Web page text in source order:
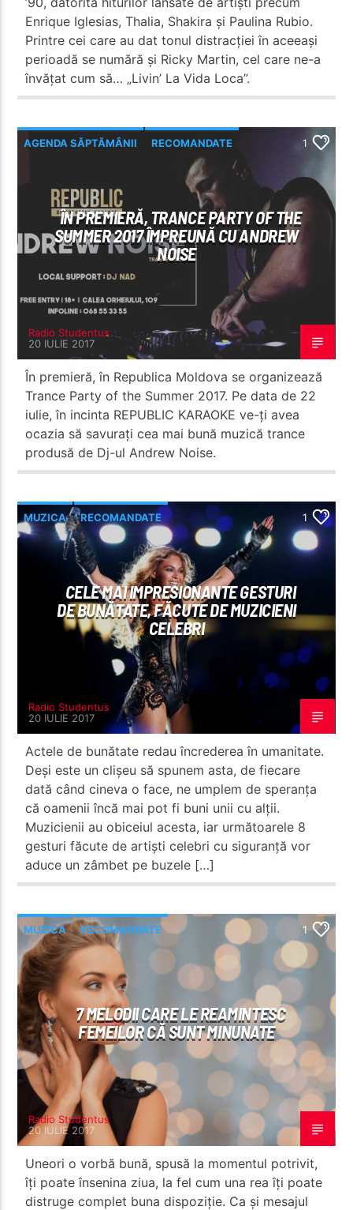
Enrique Iglesias, Thalia, Shakira și Paulina Rubio.
Printre cei care au dat tonul distracției în aceeași
perioadă se numără și Ricky Martin, cel care ne-a
învățat cum să… „Livin’ La Vida Loca”.
AGENDA SĂPTĂMÂNII RECOMANDATE 1
ÎN PREMIERĂ, TRANCE PARTY OF THE
SUMMER 2017 ÎMPREUNĂ CU ANDREW
NOISE
Radio Studentus
20 IULIE 2017
În premieră, în Republica Moldova se organizează
Trance Party of the Summer 2017. Pe data de 22
iulie, în incinta REPUBLIC KARAOKE ve-ți avea
ocazia să savurați cea mai bună muzică trance
produsă de Dj-ul Andrew Noise.
MUZICA RECOMANDATE 1
CELE MAI IMPRESIONANTE GESTURI
DE BUNĂTATE, FĂCUTE DE MUZICIENI
CELEBRI
Radio Studentus
20 IULIE 2017
Actele de bunătate redau încrederea în umanitate.
Deși este un clișeu să spunem asta, de fiecare
dată când cineva o face, ne umplem de speranța
că oamenii încă mai pot fi buni unii cu alții.
Muzicienii au obiceiul acesta, iar următoarele 8
gesturi făcute de artiști celebri cu siguranță vor
aduce un zâmbet pe buzele […]
MUZICA RECOMANDATE 1
7 MELODII CARE LE REAMINTESC
FEMEILOR CĂ SUNT MINUNATE
Radio Studentus
20 IULIE 2017
Uneori o vorbă bună, spusă la momentul potrivit,
îți poate însenina ziua, la fel cum una rea îți poate
distruge complet buna dispoziție. Ca și mesajul